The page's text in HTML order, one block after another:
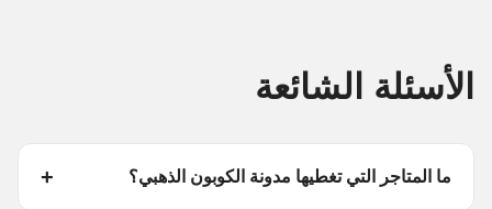
الأسئلة الشائعة
ما المتاجر التي تغطيها مدونة الكوبون الذهبي؟